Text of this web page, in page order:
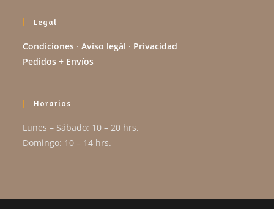
Legal
Condiciones ·Avíso legál · Privacidad
Pedidos + Envíos
Horarios
Lunes – Sábado: 10 – 20 hrs.
Domingo: 10 – 14 hrs.